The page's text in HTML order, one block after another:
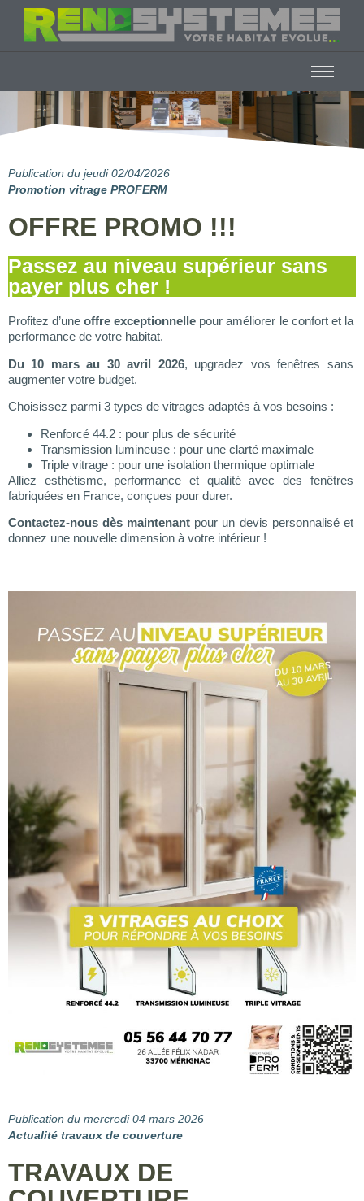
Publication du jeudi 02/04/2026
Promotion vitrage PROFERM
OFFRE PROMO !!!
Passez au niveau supérieur sans
payer plus cher !
Profitez d’uneoffre exceptionnelle pour améliorer le confort et la
performance de votre habitat.
Du 10 mars au 30 avril 2026, upgradez vos fenêtres sans
augmenter votre budget.
Choisissez parmi 3 types de vitrages adaptés à vos besoins :
Renforcé 44.2 : pour plus de sécurité
Transmission lumineuse : pour une clarté maximale
Triple vitrage : pour une isolation thermique optimale
Alliez esthétisme, performance et qualité avec des fenêtres
fabriquées en France, conçues pour durer.
Contactez-nous dès maintenant pour un devis personnalisé et
donnez une nouvelle dimension à votre intérieur !
Publication du mercredi 04 mars 2026
Actualité travaux de couverture
TRAVAUX DE